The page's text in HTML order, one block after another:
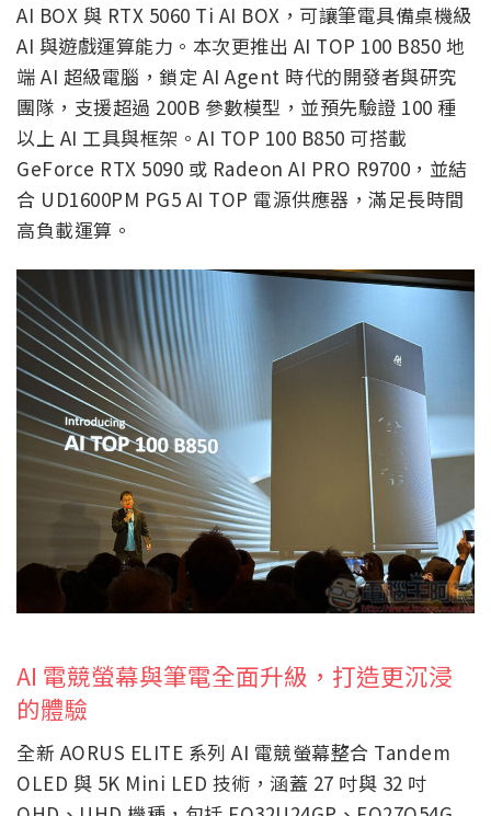
AI BOX 與 RTX 5060 Ti AI BOX，可讓筆電具備桌機級
AI 與遊戲運算能力。本次更推出 AI TOP 100 B850 地
端 AI 超級電腦，鎖定 AI Agent 時代的開發者與研究
團隊，支援超過 200B 參數模型，並預先驗證 100 種
以上 AI 工具與框架。AI TOP 100 B850 可搭載
GeForce RTX 5090 或 Radeon AI PRO R9700，並結
合 UD1600PM PG5 AI TOP 電源供應器，滿足長時間
高負載運算。
AI 電競螢幕與筆電全面升級，打造更沉浸
的體驗
全新 AORUS ELITE 系列 AI 電競螢幕整合 Tandem
OLED 與 5K Mini LED 技術，涵蓋 27 吋與 32 吋